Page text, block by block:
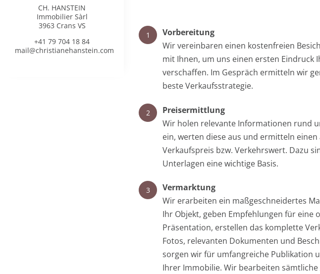
CH. HANSTEIN
Immobilier Sàrl
3963 Crans VS
+41 79 704 18 84
mail@christianehanstein.com
1
Vorbereitung
Wir vereinbaren einen kostenfreien
mit Ihnen, um uns einen ersten Eindruck
verschaffen. Im Gespräch ermitteln wir
beste Verkaufsstrategie.
2
Preisermittlung
Wir holen relevante Informationen rund
ein, werten diese aus und ermitteln
Verkaufspreis bzw. Verkehrswert. Dazu
Unterlagen eine wichtige Basis.
3
Vermarktung
Wir erarbeiten ein maßgeschneidertes
Ihr Objekt, geben Empfehlungen für eine
Präsentation, erstellen das komplette
Fotos, relevanten Dokumenten und
sorgen wir für umfangreiche Publikation
Ihrer Immobilie. Wir bearbeiten sämtliche